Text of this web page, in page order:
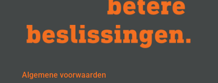
Algemene voorwaarden